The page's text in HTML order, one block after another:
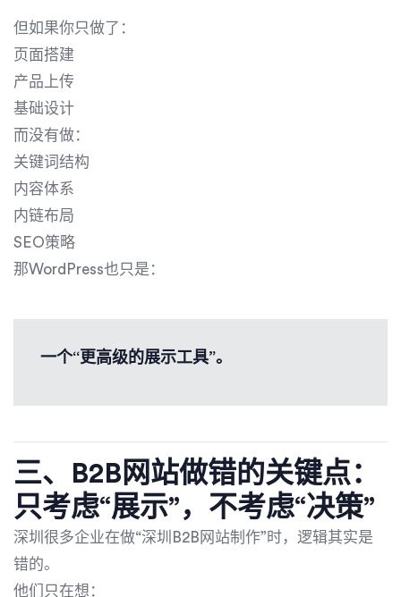
但如果你只做了：
页面搭建
产品上传
基础设计
而没有做：
关键词结构
内容体系
内链布局
SEO策略
那WordPress也只是：
一个“更高级的展示工具”。
三、B2B网站做错的关键点：
只考虑“展示”，不考虑“决策”
深圳很多企业在做“深圳B2B网站制作”时，逻辑其实是
错的。
他们只在想：